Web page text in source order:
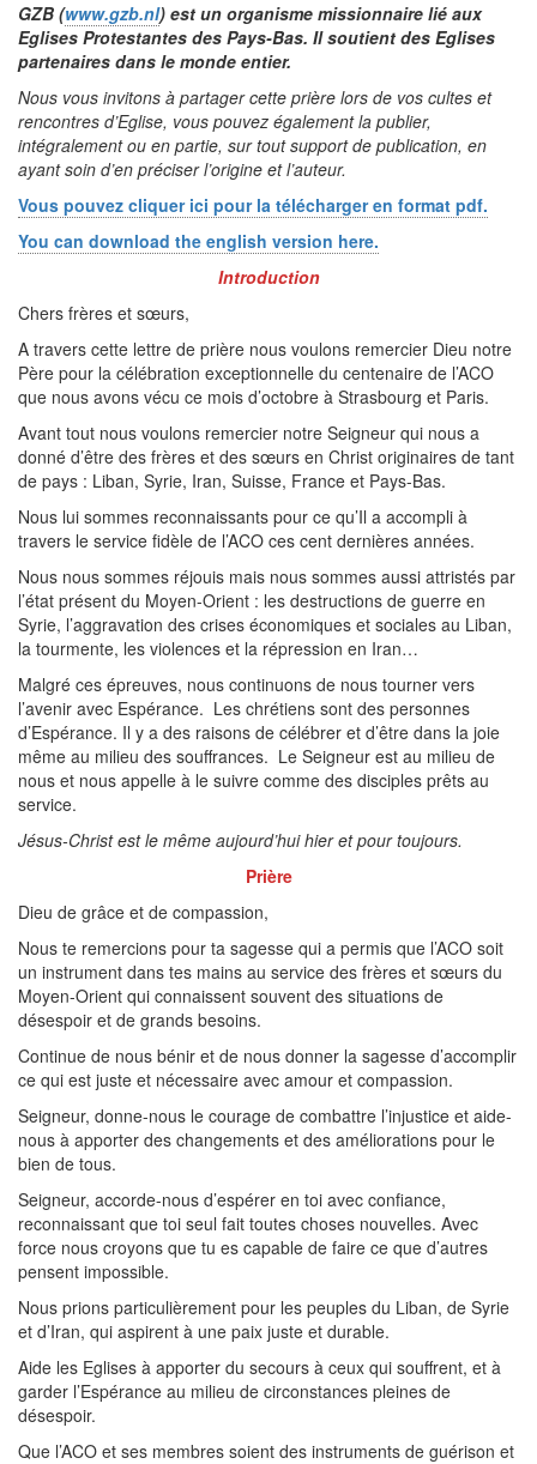
GZB (www.gzb.nl) est un organisme missionnaire lié aux
Eglises Protestantes des Pays-Bas. Il soutient des Eglises
partenaires dans le monde entier.
Nous vous invitons à partager cette prière lors de vos cultes et
rencontres d’Eglise, vous pouvez également la publier,
intégralement ou en partie, sur tout support de publication, en
ayant soin d’en préciser l’origine et l’auteur.
Vous pouvez cliquer ici pour la télécharger en format pdf.
You can download the english version here.
Introduction
Chers frères et sœurs,
A travers cette lettre de prière nous voulons remercier Dieu notre
Père pour la célébration exceptionnelle du centenaire de l’ACO
que nous avons vécu ce mois d’octobre à Strasbourg et Paris.
Avant tout nous voulons remercier notre Seigneur qui nous a
donné d’être des frères et des sœurs en Christ originaires de tant
de pays : Liban, Syrie, Iran, Suisse, France et Pays-Bas.
Nous lui sommes reconnaissants pour ce qu’Il a accompli à
travers le service fidèle de l’ACO ces cent dernières années.
Nous nous sommes réjouis mais nous sommes aussi attristés par
l’état présent du Moyen-Orient : les destructions de guerre en
Syrie, l’aggravation des crises économiques et sociales au Liban,
la tourmente, les violences et la répression en Iran…
Malgré ces épreuves, nous continuons de nous tourner vers
l’avenir avec Espérance. Les chrétiens sont des personnes
d’Espérance. Il y a des raisons de célébrer et d’être dans la joie
même au milieu des souffrances. Le Seigneur est au milieu de
nous et nous appelle à le suivre comme des disciples prêts au
service.
Jésus-Christ est le même aujourd’hui hier et pour toujours.
Prière
Dieu de grâce et de compassion,
Nous te remercions pour ta sagesse qui a permis que l’ACO soit
un instrument dans tes mains au service des frères et sœurs du
Moyen-Orient qui connaissent souvent des situations de
désespoir et de grands besoins.
Continue de nous bénir et de nous donner la sagesse d’accomplir
ce qui est juste et nécessaire avec amour et compassion.
Seigneur, donne-nous le courage de combattre l’injustice et aide-
nous à apporter des changements et des améliorations pour le
bien de tous.
Seigneur, accorde-nous d’espérer en toi avec confiance,
reconnaissant que toi seul fait toutes choses nouvelles. Avec
force nous croyons que tu es capable de faire ce que d’autres
pensent impossible.
Nous prions particulièrement pour les peuples du Liban, de Syrie
et d’Iran, qui aspirent à une paix juste et durable.
Aide les Eglises à apporter du secours à ceux qui souffrent, et à
garder l’Espérance au milieu de circonstances pleines de
désespoir.
Que l’ACO et ses membres soient des instruments de guérison et